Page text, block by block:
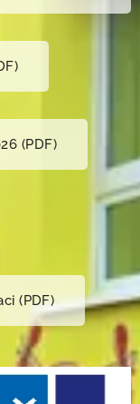
(PDF)
(PDF)